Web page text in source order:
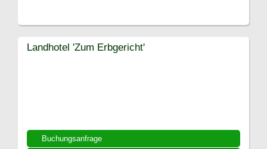
Buchungsanfrage
Landhotel 'Zum Erbgericht'